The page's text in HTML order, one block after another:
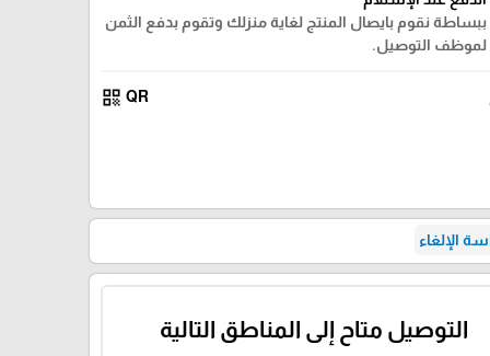
ببساطة نقوم بايصال المنتج لغاية منزلك وتقوم بدفع الثمن
لموظف التوصيل.
QR
qr_code
الإلغاء
التوصيل متاح إلى المناطق التالية